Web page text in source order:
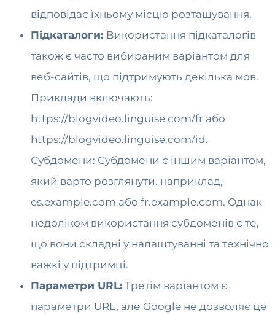
відповідає їхньому місцю розташування.
Підкаталоги: Використання підкаталогів
також є часто вибираним варіантом для
веб-сайтів, що підтримують декілька мов.
Приклади включають:
https://blogvideo.linguise.com/fr або
https://blogvideo.linguise.com/id.
Субдомени: Субдомени є іншим варіантом,
який варто розглянути. наприклад,
es.example.com або fr.example.com. Однак
недоліком використання субдоменів є те,
що вони складні у налаштуванні та технічно
важкі у підтримці.
Параметри URL: Третім варіантом є
параметри URL, але Google не дозволяє це